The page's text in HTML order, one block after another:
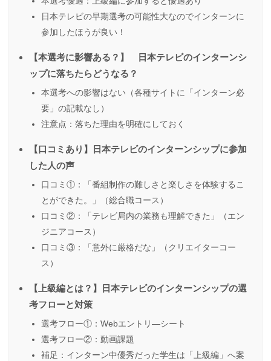
日本テレビの早期選考の可能性大なのでインターンに
参加したほうが良い！
【本選考に影響ある？】 日本テレビのインターンシ
ップに落ちたらどうなる？
本選考への影響はない（各種サイトに「インターン必
要」の記載なし）
注意点：落ちた理由を明確にしておく
【口コミあり】日本テレビのインターンシップに参加
した人の声
口コミ①：「番組制作の難しさと楽しさを体験するこ
とができた。」（総合職コース）
口コミ②：「テレビ局内の業務も理解できた」（エン
ジニアコース）
口コミ③：「意外に厳格だな」（クリエイターコー
ス）
【上級編とは？】日本テレビのインターンシップの選
考フローと対策
選考フロー①：Webエントリ―シート
選考フロー②：動画課題
補足：インターン中優秀だった学生は「上級編」へ案